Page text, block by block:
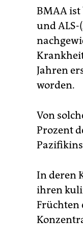
BMAA
und
Jahren
worden.
Von
Prozent
In deren
ihren
Früchten